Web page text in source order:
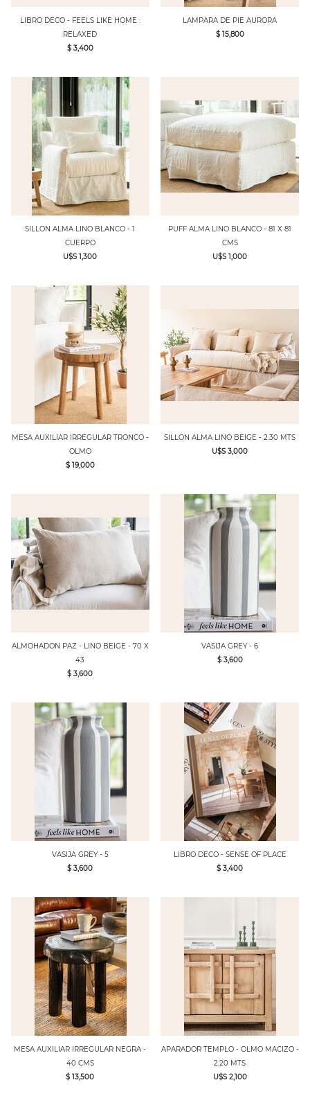
LIBRO DECO - FEELS LIKE HOME :
RELAXED
$ 3,400
LAMPARA DE PIE AURORA
$ 15,800
SILLON ALMA LINO BLANCO - 1
CUERPO
U$S 1,300
PUFF ALMA LINO BLANCO - 81 X 81
CMS
U$S 1,000
MESA AUXILIAR IRREGULAR TRONCO -
OLMO
$ 19,000
SILLON ALMA LINO BEIGE - 2.30 MTS
U$S 3,000
ALMOHADON PAZ - LINO BEIGE - 70 X
43
$ 3,600
VASIJA GREY - 6
$ 3,600
VASIJA GREY - 5
$ 3,600
LIBRO DECO - SENSE OF PLACE
$ 3,400
MESA AUXILIAR IRREGULAR NEGRA -
40 CMS
$ 13,500
APARADOR TEMPLO - OLMO MACIZO -
2.20 MTS
U$S 2,100